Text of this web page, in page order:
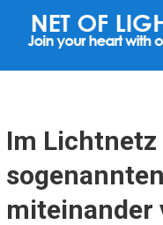
L
T
E
T
Im Lichtnetz
miteinander